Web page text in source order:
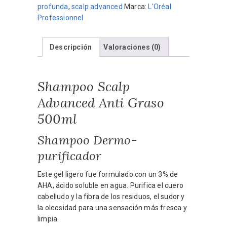
profunda,scalp advanced Marca:
L'Oréal
Professionnel
Descripción Valoraciones (0)
Shampoo Scalp
Advanced Anti Graso
500ml
Shampoo Dermo-
purificador
Este gel ligero fue formulado con un 3% de
AHA, ácido soluble en agua. Purifica el cuero
cabelludo y la fibra de los residuos, el sudor y
la oleosidad para una sensación más fresca y
limpia.